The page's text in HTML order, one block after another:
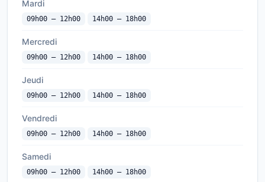
Mardi
09h00 — 12h00 14h00 — 18h00
Mercredi
09h00 — 12h00 14h00 — 18h00
Jeudi
09h00 — 12h00 14h00 — 18h00
Vendredi
09h00 — 12h00 14h00 — 18h00
Samedi
09h00 — 12h00 14h00 — 18h00